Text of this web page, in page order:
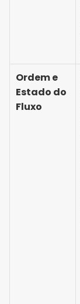
Ordem e
Estado do
Fluxo